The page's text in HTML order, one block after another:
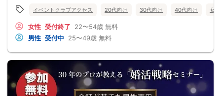
イベントクラブアクセス 20代向け 30代向け 40代向け 女
女性 受付終了 22〜54歳 無料
男性 受付中 25〜49歳 無料